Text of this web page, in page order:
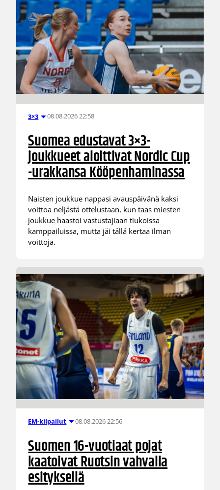
3×3 08.08.2026 22:58
Suomea edustavat 3×3-
joukkueet aloittivat Nordic Cup
-urakkansa Kööpenhaminassa
Naisten joukkue nappasi avauspäivänä kaksi
voittoa neljästä ottelustaan, kun taas miesten
joukkue haastoi vastustajiaan tiukoissa
kamppailuissa, mutta jäi tällä kertaa ilman
voittoja.
EM-kilpailut 08.08.2026 22:56
Suomen 16-vuotiaat pojat
kaatoivat Ruotsin vahvalla
esityksellä